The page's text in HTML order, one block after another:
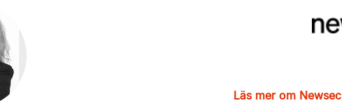
Läs mer om Newsec